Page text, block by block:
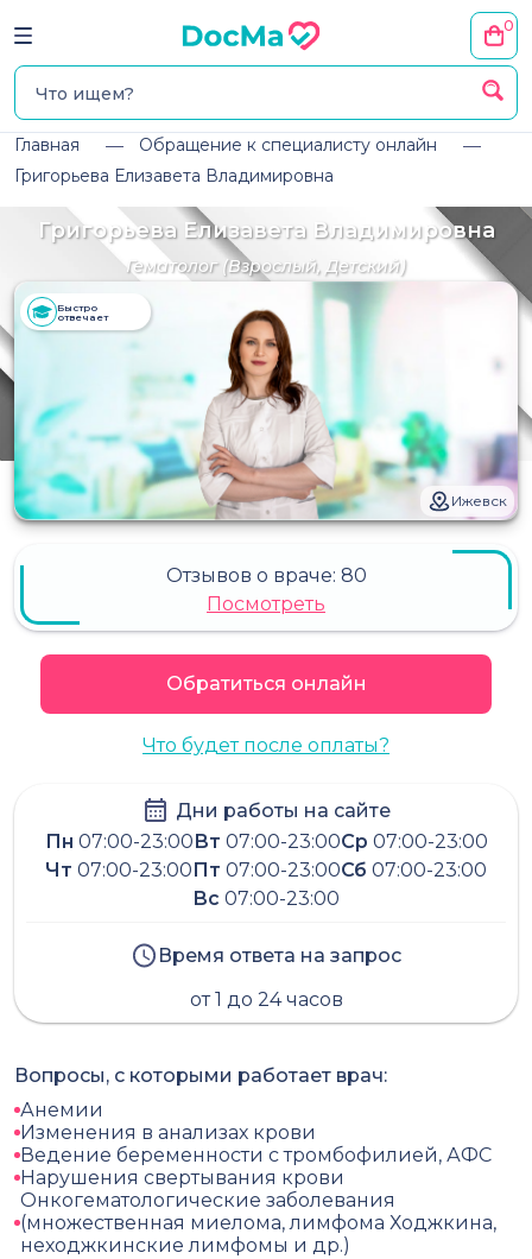
0
Главная
Обращение к специалисту онлайн
Григорьева Елизавета Владимировна
Григорьева Елизавета Владимировна
Гематолог(Взрослый, Детский)
Ижевск
Быстро
отвечает
Отзывов о враче: 80
Посмотреть
Обратиться онлайн
Что будет после оплаты?
Дни работы на сайте
Пн 07:00-23:00 Вт 07:00-23:00Ср 07:00-23:00
Чт 07:00-23:00 Пт 07:00-23:00Сб 07:00-23:00
Вс 07:00-23:00
Время ответа на запрос
от 1 до 24 часов
Вопросы, с которыми работает врач:
Анемии
Изменения в анализах крови
Ведение беременности с тромбофилией, АФС
Нарушения свертывания крови
Онкогематологические заболевания
(множественная миелома, лимфома Ходжкина,
неходжкинские лимфомы и др.)